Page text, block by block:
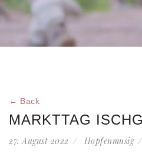
← Back
MARKTTAG
27. August 2022 Hopfenmusig